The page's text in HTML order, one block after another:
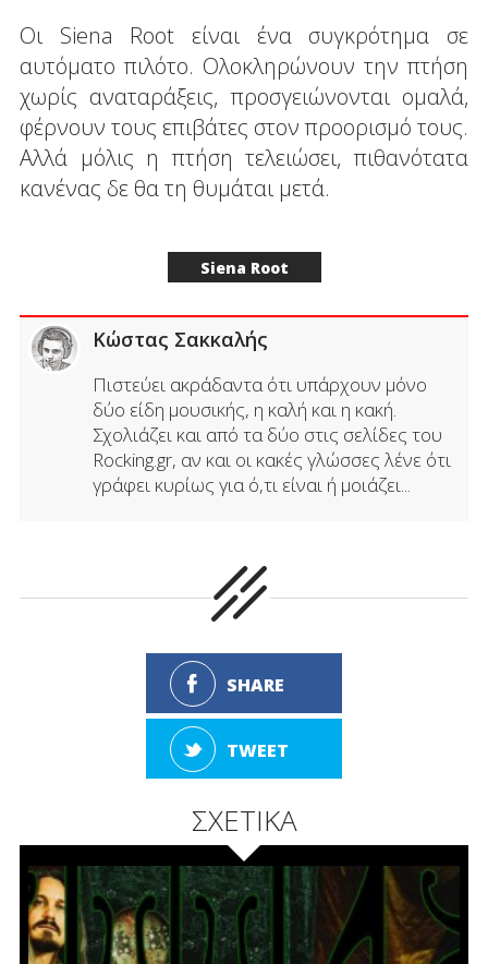
Οι Siena Root είναι ένα συγκρότημα σε
αυτόματο πιλότο. Ολοκληρώνουν την πτήση
χωρίς αναταράξεις, προσγειώνονται ομαλά,
φέρνουν τους επιβάτες στον προορισμό τους.
Αλλά μόλις η πτήση τελειώσει, πιθανότατα
κανένας δε θα τη θυμάται μετά.
Siena Root
Κώστας Σακκαλής
Πιστεύει ακράδαντα ότι υπάρχουν μόνο
δύο είδη μουσικής, η καλή και η κακή.
Σχολιάζει και από τα δύο στις σελίδες του
Rocking.gr, αν και οι κακές γλώσσες λένε ότι
γράφει κυρίως για ό,τι είναι ή μοιάζει...
SHARE
TWEET
ΣΧΕΤΙΚΑ